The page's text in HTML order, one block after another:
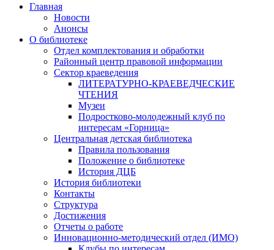
Главная
Новости
Анонсы
О библиотеке
Отдел комплектования и обработки
Районный центр правовой информации
Сектор краеведения
ЛИТЕРАТУРНО-КРАЕВЕДЧЕСКИЕ
ЧТЕНИЯ
Музеи
Подростково-молодежный клуб по
интересам «Горница»
Центральная детская библиотека
Правила пользования
Положение о библиотеке
История ДЦБ
История библиотеки
Контакты
Структура
Достижения
Отчеты о работе
Инновационно-методический отдел (ИМО)